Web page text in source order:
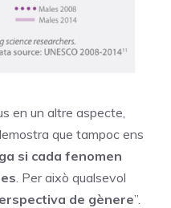
en un altre aspecte,
que tampoc ens
si cada fenomen
. Per això qualsevol
de gènere”.